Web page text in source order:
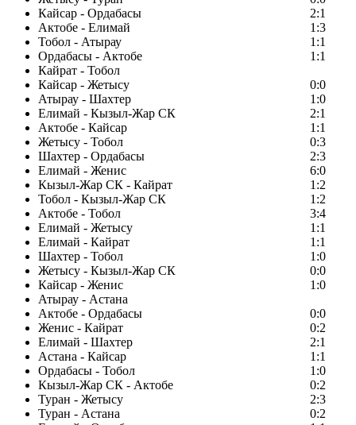
Кайсар - Ордабасы
2:1
Актобе - Елимай
1:3
Тобол - Атырау
1:1
Ордабасы - Актобе
1:1
Кайрат - Тобол
Кайсар - Жетысу
0:0
Атырау - Шахтер
1:0
Елимай - Кызыл-Жар СК
2:1
Актобе - Кайсар
1:1
Жетысу - Тобол
0:3
Шахтер - Ордабасы
2:3
Елимай - Женис
6:0
Кызыл-Жар СК - Кайрат
1:2
Тобол - Кызыл-Жар СК
1:2
Актобе - Тобол
3:4
Елимай - Жетысу
1:1
Елимай - Кайрат
1:1
Шахтер - Тобол
1:0
Жетысу - Кызыл-Жар СК
0:0
Кайсар - Женис
1:0
Атырау - Астана
Актобе - Ордабасы
0:0
Женис - Кайрат
0:2
Елимай - Шахтер
2:1
Астана - Кайсар
1:1
Ордабасы - Тобол
1:0
Кызыл-Жар СК - Актобе
0:2
Туран - Жетысу
2:3
Туран - Астана
0:2